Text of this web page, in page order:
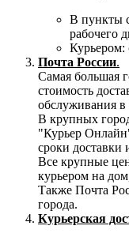
В пункты
рабочего
Курьером:
Почта России.
Самая большая
стоимость
обслуживания в
В крупных
"Курьер
сроки доставки
Все крупные
курьером на
Также Почта
города.
Курьерская